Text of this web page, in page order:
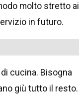
molto stretto ai
in futuro.
cucina. Bisogna
giù tutto il resto.